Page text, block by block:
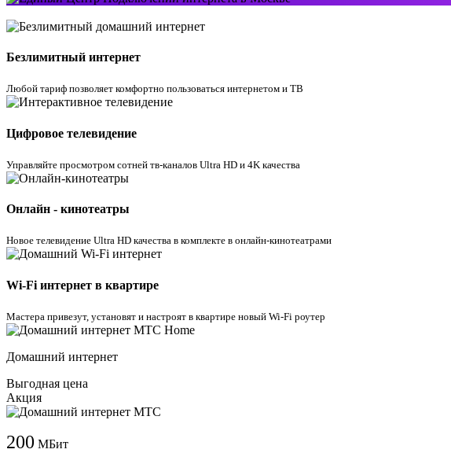
Безлимитный интернет
Любой тариф позволяет комфортно пользоваться интернетом и ТВ
Цифровое телевидение
Управляйте просмотром cотней тв-каналов Ultra HD и 4K качества
Онлайн - кинотеатры
Новое телевидение Ultra HD качества в комплекте в онлайн-кинотеатрами
Wi-Fi интернет в квартире
Мастера привезут, установят и настроят в квартире новый Wi-Fi роутер
Домашний интернет
Выгодная цена
Акция
200 МБит